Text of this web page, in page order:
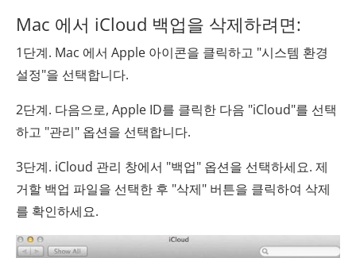
Mac 에서 iCloud 백업을 삭제하려면:
1단계. Mac 에서 Apple 아이콘을 클릭하고 "시스템 환경
설정"을 선택합니다.
2단계. 다음으로, Apple ID를 클릭한 다음 "iCloud"를 선택
하고 "관리" 옵션을 선택합니다.
3단계. iCloud 관리 창에서 "백업" 옵션을 선택하세요. 제
거할 백업 파일을 선택한 후 "삭제" 버튼을 클릭하여 삭제
를 확인하세요.